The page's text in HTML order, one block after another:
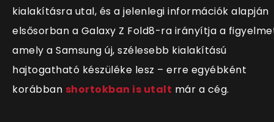
kialakításra utal, és a jelenlegi információk alapján
elsősorban a Galaxy Z Fold8-ra irányítja a
amely a Samsung új, szélesebb kialakítású
hajtogatható készüléke lesz – erre egyébként
korábban shortokban is utalt már a cég.